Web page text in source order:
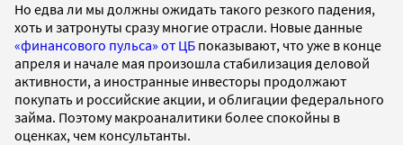
Но едва ли мы должны ожидать такого резкого падения,
хоть и затронуты сразу многие отрасли. Новые данные
«финансового пульса» от ЦБ показывают, что уже в конце
апреля и начале мая произошла стабилизация деловой
активности, а иностранные инвесторы продолжают
покупать и российские акции, и облигации федерального
займа. Поэтому макроаналитики более спокойны в
оценках, чем консультанты.